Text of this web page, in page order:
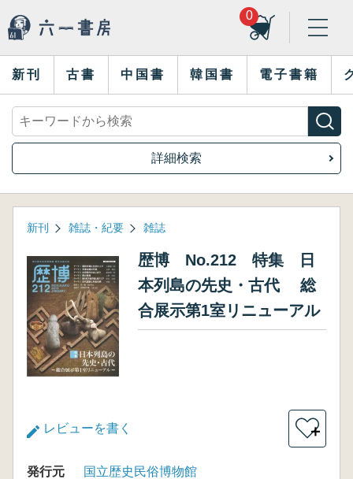
0
新刊 古書 中国書 韓国書 電子書籍
詳細検索
新刊 雑誌・紀要 雑誌
歴博 No.212 特集 日
本列島の先史・古代 総
合展示第1室リニューアル
レビューを書く ＋
発行元
国立歴史民俗博物館